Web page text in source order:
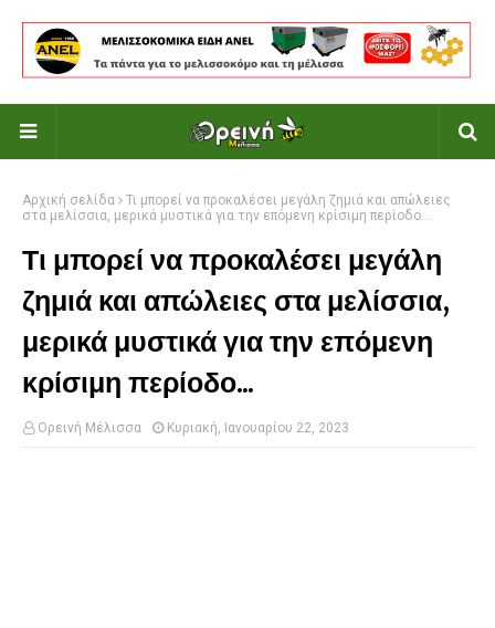
Αρχική σελίδα
Τι μπορεί να προκαλέσει μεγάλη ζημιά και απώλειες
στα μελίσσια, μερικά μυστικά για την επόμενη κρίσιμη περίοδο...
Τι μπορεί να προκαλέσει μεγάλη
ζημιά και απώλειες στα μελίσσια,
μερικά μυστικά για την επόμενη
κρίσιμη περίοδο...
Ορεινή Μέλισσα Κυριακή, Ιανουαρίου 22, 2023